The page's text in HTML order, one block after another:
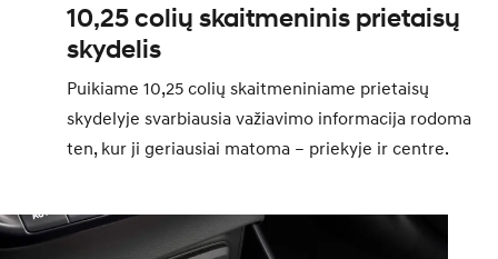
10,25 colių skaitmeninis prietaisų
skydelis
Puikiame 10,25 colių skaitmeniniame prietaisų
skydelyje svarbiausia važiavimo informacija rodoma
ten, kur ji geriausiai matoma – priekyje ir centre.